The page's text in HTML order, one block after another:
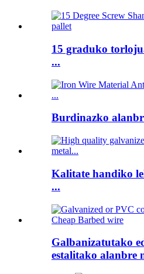
15 graduko
...
Burdinazko
Kalitate handiko
...
Galbanizatutako
estalitako alanbre